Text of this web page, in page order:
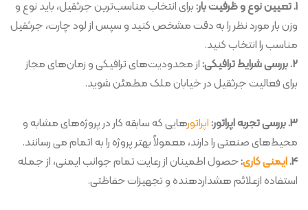
1. تعیین نوع و ظرفیت بار:
برای انتخاب مناسب‌ترین جرثقیل، باید نوع و
وزن بار مورد نظر را به دقت مشخص کنید و سپس از لود چارت، جرثقیل
مناسب را انتخاب کنید.
2. بررسی شرایط ترافیکی:
از محدودیت‌های ترافیکی و زمان‌های مجاز
برای فعالیت جرثقیل در خیابان ملک مطمئن شوید.
3. بررسی تجربه اپراتور: اپراتورهایی که سابقه کار در پروژه‌های مشابه و
محیط‌های صنعتی را دارند، معمولاً بهتر پروژه را به اتمام می رسانند.
4. ایمنی کاری:حصول اطمینان از رعایت تمام جوانب ایمنی، از جمله
استفاده ازعلائم هشداردهنده و تجهیزات حفاظتی.